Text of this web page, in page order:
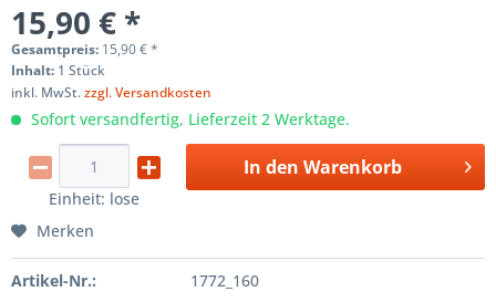
15,90 € *
Gesamtpreis: 15,90€*
Inhalt: 1 Stück
inkl. MwSt.zzgl. Versandkosten
Sofort versandfertig, Lieferzeit 2 Werktage.
Einheit: lose
In den Warenkorb
Merken
Artikel-Nr.: 1772_160